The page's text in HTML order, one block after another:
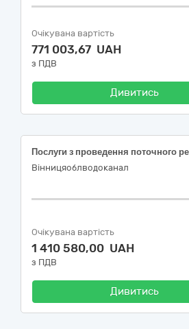
Очікувана вартість
771 003,67 UAH
з ПДВ
Дивитись
Вінницяоблводоканал
Очікувана вартість
1 410 580,00 UAH
з ПДВ
Дивитись